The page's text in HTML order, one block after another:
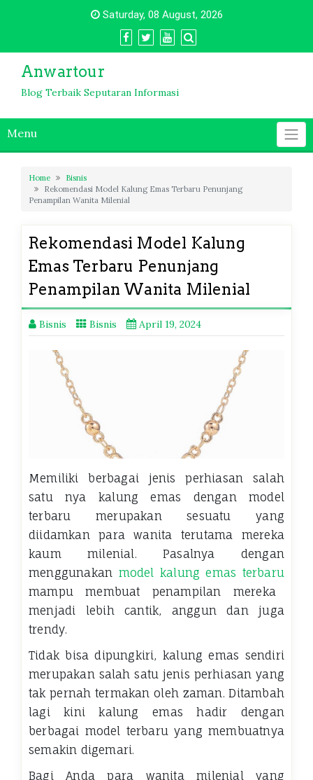
Saturday, 08 August, 2026
Anwartour
Blog Terbaik Seputaran Informasi
Menu
Home
Bisnis
Rekomendasi Model Kalung Emas Terbaru Penunjang
Penampilan Wanita Milenial
Rekomendasi Model Kalung
Emas Terbaru Penunjang
Penampilan Wanita Milenial
Bisnis Bisnis April 19, 2024
Memiliki berbagai jenis perhiasan salah
satu nya kalung emas dengan model
terbaru merupakan sesuatu yang
diidamkan para wanita terutama mereka
kaum milenial. Pasalnya dengan
menggunakan model kalung emas terbaru
mampu membuat penampilan mereka
menjadi lebih cantik, anggun dan juga
trendy.
Tidak bisa dipungkiri, kalung emas sendiri
merupakan salah satu jenis perhiasan yang
tak pernah termakan oleh zaman. Ditambah
lagi kini kalung emas hadir dengan
berbagai model terbaru yang membuatnya
semakin digemari.
Bagi Anda para wanita milenial yang